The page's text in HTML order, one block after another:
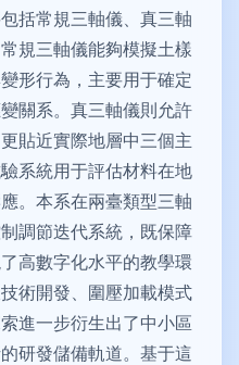
括常規三軸儀、真三軸
規三軸儀能夠模擬土樣
形行為，主要用于確定
關系。真三軸儀則允許
貼近實際地層中三個主
系統用于評估材料在地
。本系在兩臺類型三軸
調節迭代系統，既保障
高數字化水平的教學環
術開發、圍壓加載模式
進一步衍生出了中小區
研發儲備軌道。基于這